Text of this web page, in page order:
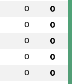
0 0
0 0
0 0
0 0
0 0